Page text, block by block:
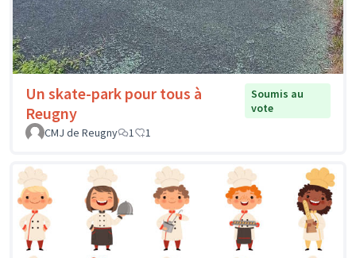
Un skate-park pour tous à
Reugny
Soumis au
vote
CMJ de Reugny
1 1